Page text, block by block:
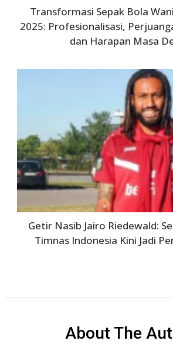
Transformasi Sepak Bola
2025: Profesionalisasi,
dan Harapan Masa
Getir Nasib Jairo Riedewald:
Timnas Indonesia Kini Jadi
About The